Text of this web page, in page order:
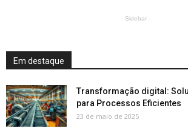
- Sidebar -
Em destaque
Transformação digital:
para Processos Eficientes
23 de maio de 2025